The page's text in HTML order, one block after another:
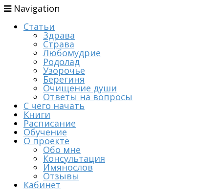
Navigation
Статьи
Здрава
Страва
Любомудрие
Родолад
Узорочье
Берегиня
Очищение души
Ответы на вопросы
С чего начать
Книги
Расписание
Обучение
О проекте
Обо мне
Консультация
Имянослов
Отзывы
Кабинет